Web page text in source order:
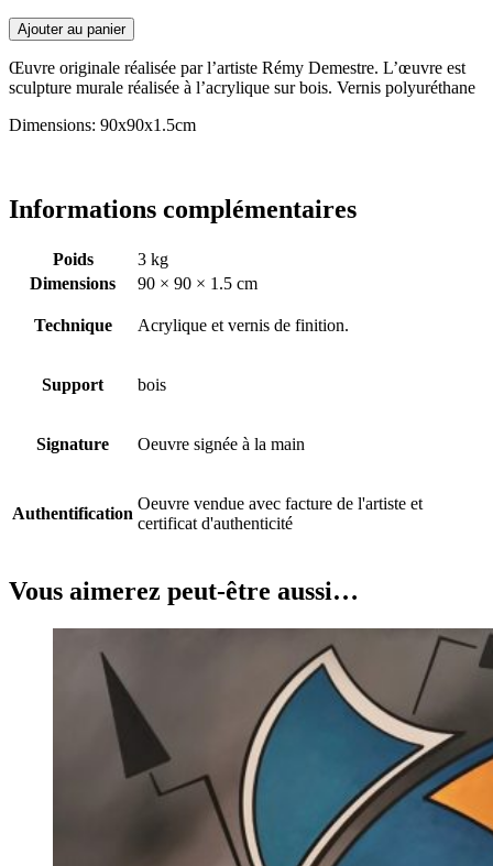
Ajouter au panier
Œuvre originale réalisée par l’artiste Rémy Demestre. L’œuvre est
sculpture murale réalisée à l’acrylique sur bois. Vernis polyuréthane
Dimensions: 90x90x1.5cm
Informations complémentaires
Poids
3 kg
Dimensions
90 × 90 × 1.5 cm
Technique Acrylique et vernis de finition.
Support bois
Signature Oeuvre signée à la main
Authentification
Oeuvre vendue avec facture de l'artiste et
certificat d'authenticité
Vous aimerez peut-être aussi…